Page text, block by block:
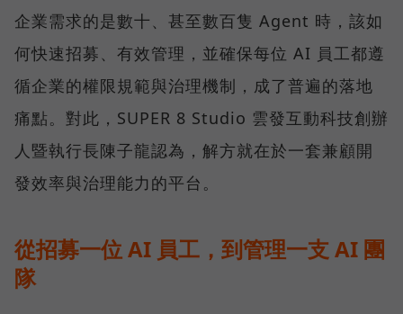
企業需求的是數十、甚至數百隻 Agent 時，該如
何快速招募、有效管理，並確保每位 AI 員工都遵
循企業的權限規範與治理機制，成了普遍的落地
痛點。對此，SUPER 8 Studio 雲發互動科技創辦
人暨執行長陳子龍認為，解方就在於一套兼顧開
發效率與治理能力的平台。
從招募一位 AI 員工，到管理一支 AI 團
隊